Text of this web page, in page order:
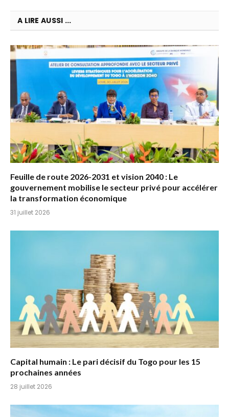
A LIRE AUSSI ...
Feuille de route 2026-2031 et vision 2040 : Le
gouvernement mobilise le secteur privé pour accélérer
la transformation économique
31 juillet 2026
Capital humain : Le pari décisif du Togo pour les 15
prochaines années
28 juillet 2026